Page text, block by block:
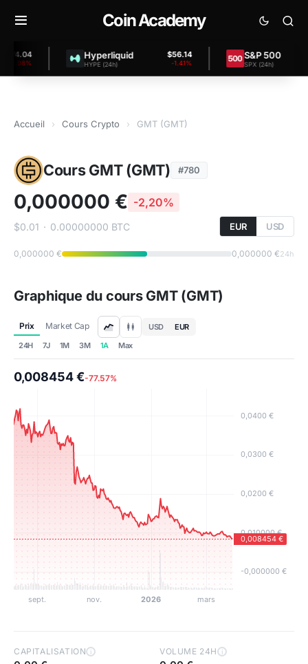
Coin Academy
Hyperliquid
HYPE (24h)
$56.14
-1.41%
S&P 500
SPX (24h)
Accueil › Cours Crypto › GMT (GMT)
Cours GMT (GMT) #780
0,000000 € -2,20%
$0.01 · 0.00000000 BTC EUR USD
0,000000 € 0,000000 €24h
Graphique du cours GMT (GMT)
Prix Market Cap USD
EUR
24H
7J 1M 3M 1A Max
0,008454 €-77.57%
CAPITALISATION i VOLUME 24H i